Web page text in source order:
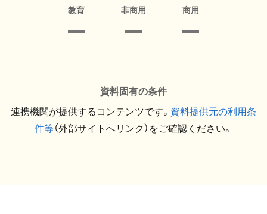
教育 非商用 商用
資料固有の条件
連携機関が提供するコンテンツです。 資料提供元の利用条
件等（外部サイトへリンク）をご確認ください。